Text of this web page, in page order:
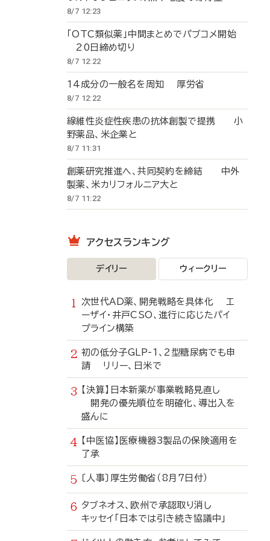
8/7 12:23
「OTC類似薬」中間まとめでパブコメ開始
20日締め切り
8/7 12:22
14成分の一般名を周知 厚労省
8/7 12:22
線維性炎症性疾患の抗体創製で提携 小
野薬品、米企業と
8/7 11:31
創薬研究推進へ、共同契約を締結 中外
製薬、米カリフォルニア大と
8/7 11:22
アクセスランキング
デイリー ウィークリー
次世代AD薬、開発戦略を具体化 エ
ーザイ・井戸CSO、進行に応じたパイ
プライン構築
初の低分子GLP-1、2型糖尿病でも申
請 リリー、日米で
【決算】日本新薬が事業戦略見直し
開発の優先順位を明確化、導出入を
盛んに
【中医協】医療機器3製品の保険適用を
了承
〔人事〕厚生労働省（8月7日付）
タブネオス、欧州で承認取り消し
キッセイ「日本では引き続き協議中」